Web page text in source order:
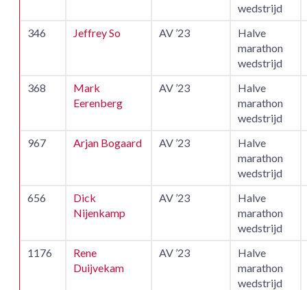
wedstrijd
346
Jeffrey So AV ’23
Halve
marathon
wedstrijd
368
Mark
Eerenberg
AV ’23
Halve
marathon
wedstrijd
967
Arjan Bogaard AV ’23
Halve
marathon
wedstrijd
656
Dick
Nijenkamp
AV ’23
Halve
marathon
wedstrijd
1176
Rene
Duijvekam
AV ’23
Halve
marathon
wedstrijd